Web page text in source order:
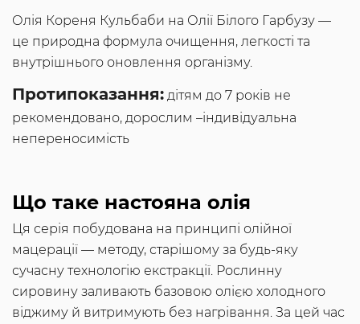
Олія Кореня Кульбаби на Олії Білого Гарбузу —
це природна формула очищення, легкості та
внутрішнього оновлення організму.
Протипоказання: дітям до 7 років не
рекомендовано, дорослим –індивідуальна
непереносимість
Що таке настояна олія
Ця серія побудована на принципі олійної
мацерації — методу, старішому за будь-яку
сучасну технологію екстракції. Рослинну
сировину заливають базовою олією холодного
віджиму й витримують без нагрівання. За цей час